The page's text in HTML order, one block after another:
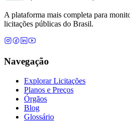
A plataforma mais completa para
licitações públicas do Brasil.
Navegação
Explorar Licitações
Planos e Preços
Órgãos
Blog
Glossário